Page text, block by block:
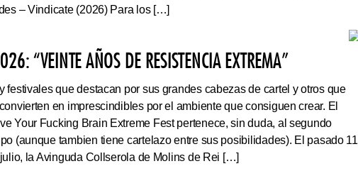
– Vindicate (2026) Para los […]
“VEINTE AÑOS DE RESISTENCIA EXTREMA”
festivales que destacan por sus grandes cabezas de cartel y otros que
en imprescindibles por el ambiente que consiguen crear. El
Your Fucking Brain Extreme Fest pertenece, sin duda, al segundo
(aunque tambien tiene cartelazo entre sus posibilidades). El pasado 11
la Avinguda Collserola de Molins de Rei […]